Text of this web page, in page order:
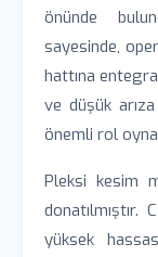
önünde
sayesinde,
hattına
ve düşük
önemli rol
Pleksi kesim
yüksek